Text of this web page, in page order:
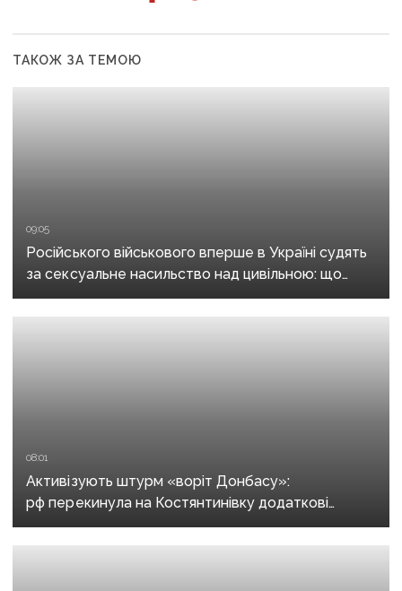
ТАКОЖ ЗА ТЕМОЮ
09:05
Російського військового вперше в Україні судять
за сексуальне насильство над цивільною: що
відомо про справу
08:01
Активізують штурм «воріт Донбасу»:
рф перекинула на Костянтинівку додаткові
підрозділи й поновила атаки тритонними
авіабомбами